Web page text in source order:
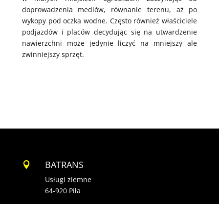
doprowadzenia mediów, równanie terenu, aż po
wykopy pod oczka wodne. Często również właściciele
podjazdów i placów decydując się na utwardzenie
nawierzchni może jedynie liczyć na mniejszy ale
zwinniejszy sprzęt.
 BATRANS
Usługi ziemne
64-920 Piła